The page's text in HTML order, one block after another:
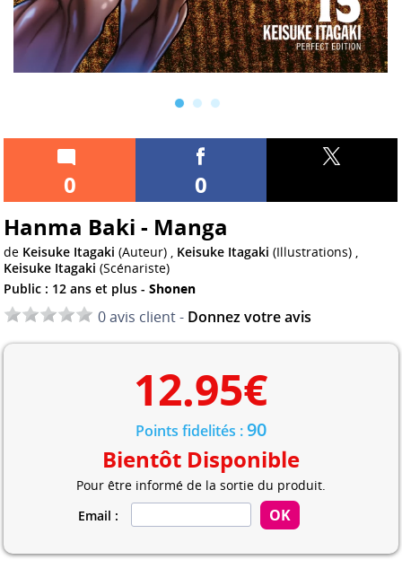
0
0
Hanma Baki - Manga
de Keisuke Itagaki (Auteur) , Keisuke Itagaki (Illustrations) ,
Keisuke Itagaki (Scénariste)
Public : 12 ans et plus -Shonen
0 avis client - Donnez votre avis
12.95€
Points fidelités :90
Bientôt Disponible
Pour être informé de la sortie du produit.
Email :